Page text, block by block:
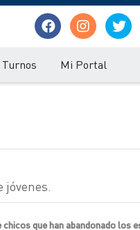
Turnos Mi Portal
jóvenes.
que han abandonado los